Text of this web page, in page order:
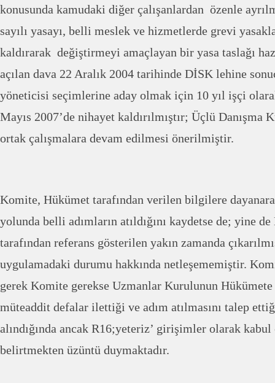
konusunda kamudaki diğer çalışanlardan özenle
sayılı yasayı, belli meslek ve hizmetlerde grevi
kaldırarak değiştirmeyi amaçlayan bir yasa taslağı
açılan dava 22 Aralık 2004 tarihinde DİSK lehine
yöneticisi seçimlerine aday olmak için 10 yıl işçi
Mayıs 2007’de nihayet kaldırılmıştır; Üçlü Danışma
ortak çalışmalara devam edilmesi önerilmiştir.
Komite, Hükümet tarafından verilen bilgilere
yolunda belli adımların atıldığını kaydetse de; yine
tarafından referans gösterilen yakın zamanda
uygulamadaki durumu hakkında netleşememiştir.
gerek Komite gerekse Uzmanlar Kurulunun
müteaddit defalar ilettiği ve adım atılmasını talep
alındığında ancak R16;yeteriz’ girişimler olarak
belirtmekten üzüntü duymaktadır.